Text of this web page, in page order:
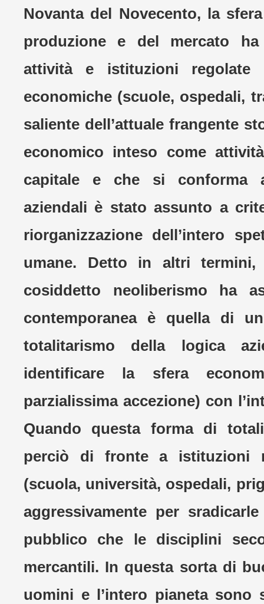
Novanta del Novecento, la
produzione e del mercato
attività e istituzioni regolate
economiche (scuole, ospedali,
saliente dell’attuale frangente
economico inteso come
capitale e che si conforma
aziendali è stato assunto a
riorganizzazione dell’intero
umane. Detto in altri
cosiddetto neoliberismo ha
contemporanea è quella di
totalitarismo della logica
identificare la sfera
parzialissima accezione) con
Quando questa forma di
perciò di fronte a istituzioni
(scuola, università, ospedali,
aggressivamente per
pubblico che le disciplini
mercantili. In questa sorta di
uomini e l’intero pianeta sono